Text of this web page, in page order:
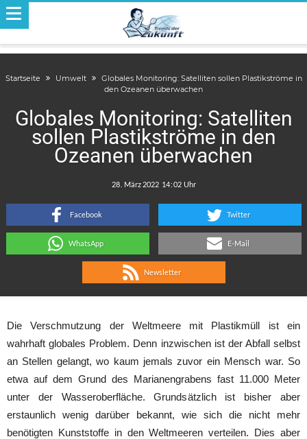
Startseite Umwelt
Globales Monitoring: Satelliten sollen Plastikströme in
den Ozeanen überwachen
Globales Monitoring: Satelliten
sollen Plastikströme in den
Ozeanen überwachen
:
Facebook Twitter
WhatsApp E-Mail
Newsletter
Die Verschmutzung der Weltmeere mit Plastikmüll ist ein
wahrhaft globales Problem. Denn inzwischen ist der Abfall selbst
an Stellen gelangt, wo kaum jemals zuvor ein Mensch war. So
etwa auf dem Grund des Marianengrabens fast 11.000 Meter
unter der Wasseroberfläche. Grundsätzlich ist bisher aber
erstaunlich wenig darüber bekannt, wie sich die nicht mehr
benötigten Kunststoffe in den Weltmeeren verteilen. Dies aber